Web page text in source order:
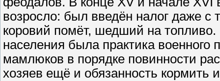
возросло: был введён налог даже с
коровий помёт, шедший на
населения была практика военного
мамлюков в порядке повинности
хозяев ещё и обязанность кормить